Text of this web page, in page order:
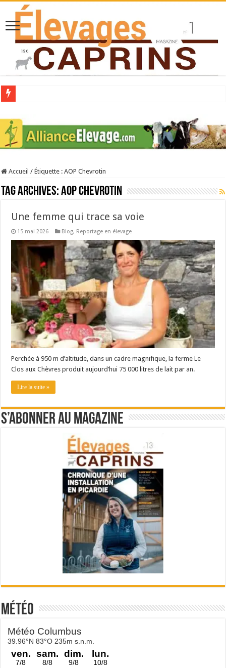
Stress thermique : quelles solutions concrètes pour protéger son troupeau ?
40 ans du Space : une présentation caprine quotidienne
La collecte de lait de chèvre confirme son rebond
Accueil / Étiquette :AOP Chevrotin
Tag Archives:AOP Chevrotin
Une femme qui trace sa voie
15 mai 2026 Blog, Reportage en élevage
Perchée à 950 m d’altitude, dans un cadre magnifique, la ferme Le
Clos aux Chèvres produit aujourd’hui 75 000 litres de lait par an.
Lire la suite »
S’abonner au magazine
Météo